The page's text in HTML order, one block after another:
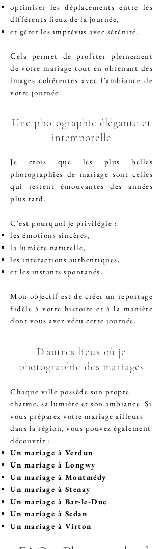
optimiser les déplacements entre les
différents lieux de la journée,
et gérer les imprévus avec sérénité.
Cela permet de profiter pleinement
de votre mariage tout en obtenant des
images cohérentes avec l'ambiance de
votre journée.
Une photographie élégante et
intemporelle
Je crois que les plus belles
photographies de mariage sont celles
qui restent émouvantes des années
plus tard.
C'est pourquoi je privilégie :
les émotions sincères,
la lumière naturelle,
les interactions authentiques,
et les instants spontanés.
Mon objectif est de créer un reportage
fidèle à votre histoire et à la manière
dont vous avez vécu cette journée.
D'autres lieux où je
photographie des mariages
Chaque ville possède son propre
charme, sa lumière et son ambiance. Si
vous préparez votre mariage ailleurs
dans la région, vous pouvez également
découvrir :
Un mariage à Verdun
Un mariage à Longwy
Un mariage à Montmédy
Un mariage à Stenay
Un mariage à Bar-le-Duc
Un mariage à Sedan
Un mariage à Virton